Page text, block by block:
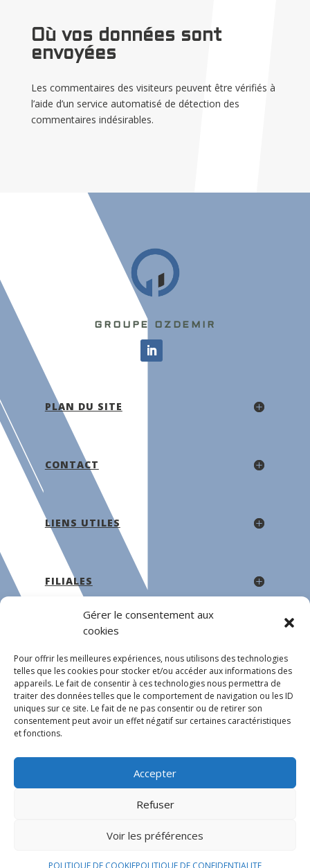
Gérer le consentement aux
cookies
Pour offrir les meilleures expériences, nous utilisons des technologies
telles que les cookies pour stocker et/ou accéder aux informations des
appareils. Le fait de consentir à ces technologies nous permettra de
traiter des données telles que le comportement de navigation ou les ID
uniques sur ce site. Le fait de ne pas consentir ou de retirer son
consentement peut avoir un effet négatif sur certaines caractéristiques
et fonctions.
Accepter
Refuser
Voir les préférences
POLITIQUE DE COOKIEPOLITIQUE DE CONFIDENTIALITE
Où vos données sont
envoyées
Les commentaires des visiteurs peuvent être vérifiés à
l’aide d’un service automatisé de détection des
commentaires indésirables.
GROUPE OZDEMIR
PLAN DU SITE
CONTACT
LIENS UTILES
FILIALES
Conception NO TIME©2022
POLITIQUES RGPD
MENTIONS LÉGALES